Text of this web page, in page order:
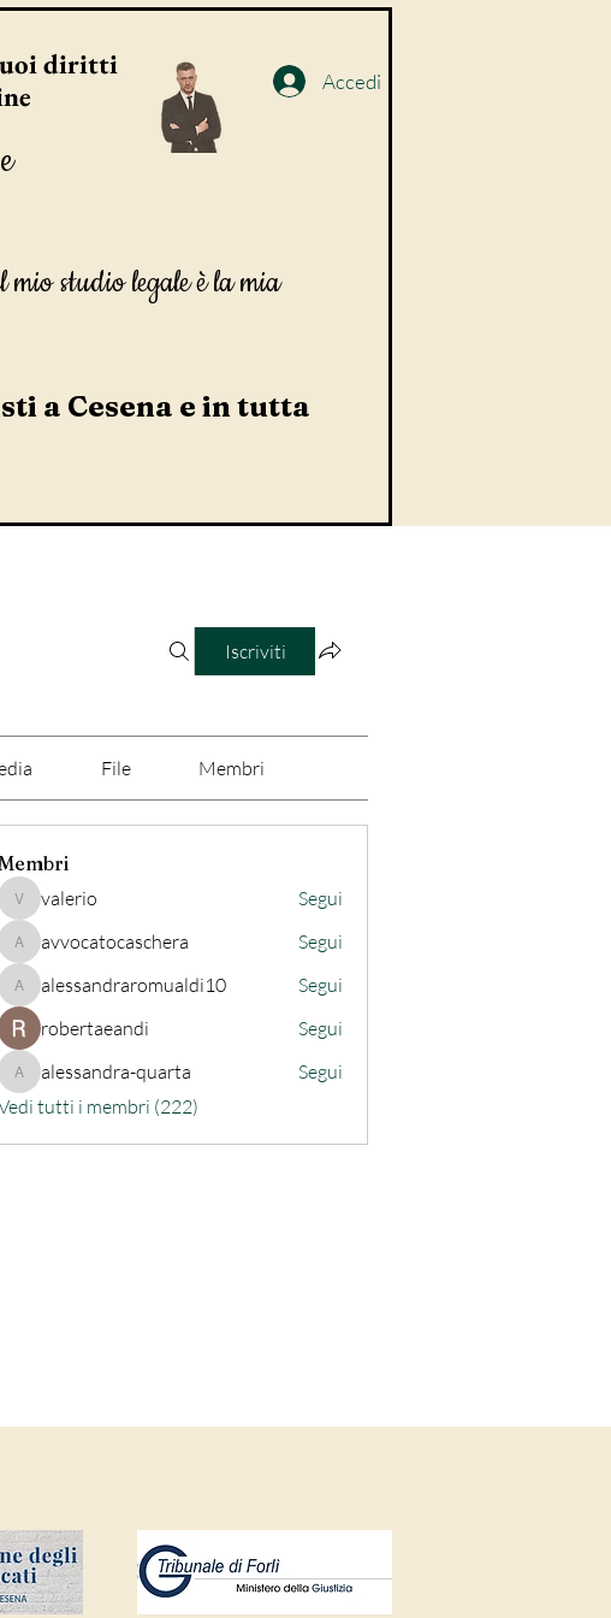
tuoi diritti
Accedi
studio legale è la mia
a Cesena e in tutta
Iscriviti
File Membri
valeriovalerio Segui
avvocatocaschera
avvocatocaschera Segui
alessandraromualdi10
alessandraromualdi10
Segui
robertaeandi
Segui
alessandra-quarta
alessandra-quarta
Segui
tutti i membri (222)